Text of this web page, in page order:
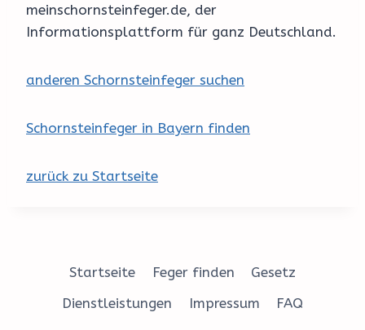
meinschornsteinfeger.de, der
Informationsplattform für ganz Deutschland.
anderen Schornsteinfeger suchen
Schornsteinfeger in Bayern finden
zurück zu Startseite
Startseite Feger finden
Gesetz
Dienstleistungen
Impressum FAQ